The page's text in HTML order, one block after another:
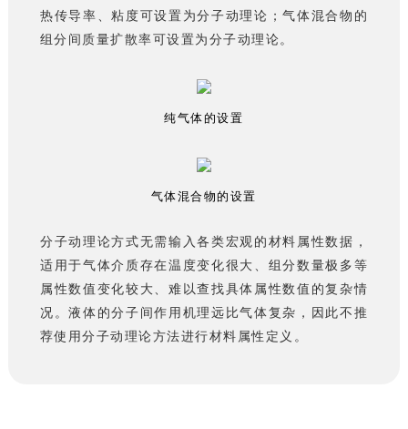
热传导率、粘度可设置为分子动理论；气体混合物的
组分间质量扩散率可设置为分子动理论。
纯气体的设置
气体混合物的设置
分子动理论方式无需输入各类宏观的材料属性数据，
适用于气体介质存在温度变化很大、组分数量极多等
属性数值变化较大、难以查找具体属性数值的复杂情
况。液体的分子间作用机理远比气体复杂，因此不推
荐使用分子动理论方法进行材料属性定义。